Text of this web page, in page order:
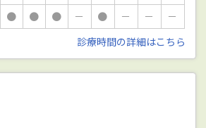
● ● ● － ● － －
－
診療時間の詳細はこちら